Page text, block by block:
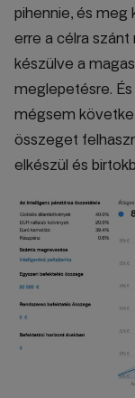
pihennie, és meg
erre a célra szánt
készülve a
meglepetésre.
mégsem
összeget
elkészül és